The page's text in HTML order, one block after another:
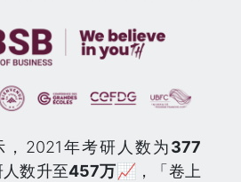
，2021年考研人数为377
人数升至457万📈，「卷上